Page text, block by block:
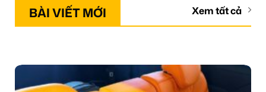
BÀI VIẾT MỚI Xem tất cả